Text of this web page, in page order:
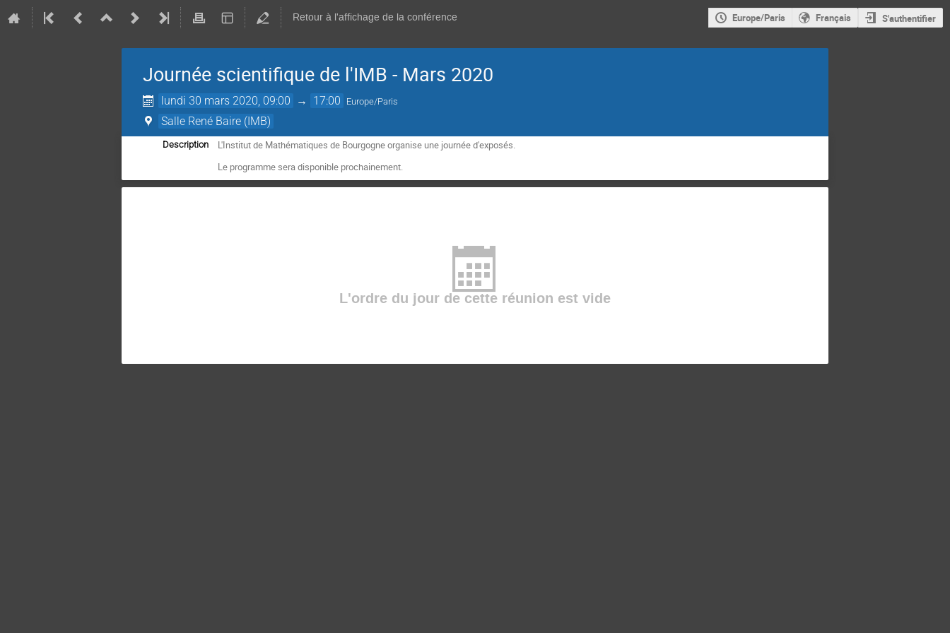
Retour à l'affichage de la conférence Europe/Paris Français S'authentifier
Journée scientifique de l'IMB - Mars 2020
lundi 30 mars 2020, 09:00 → 17:00 Europe/Paris
Salle René Baire (IMB)
Description
L'Institut de Mathématiques de Bourgogne organise une journée d'exposés.
Le programme sera disponible prochainement.
L'ordre du jour de cette réunion est vide